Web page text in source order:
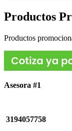
Productos
Productos
Asesora #1
3194057758